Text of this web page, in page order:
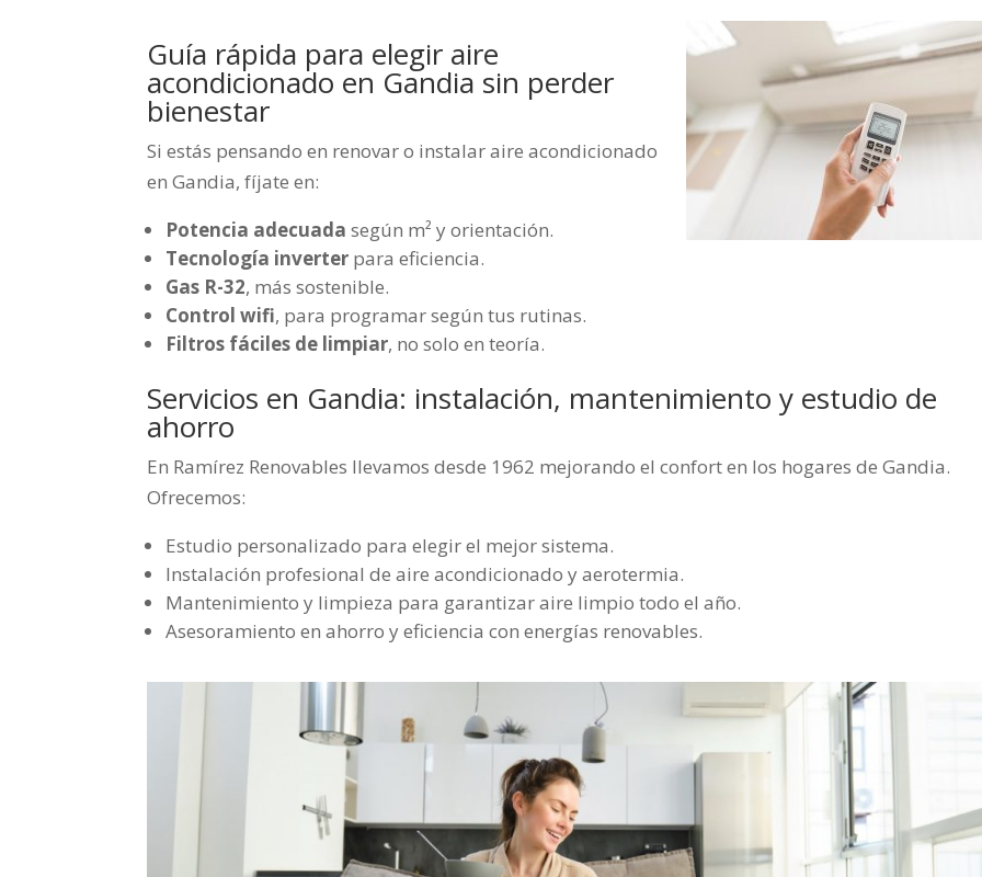
Guía rápida para elegir aire
acondicionado en Gandia sin perder
bienestar
Si estás pensando en renovar o instalar aire acondicionado
en Gandia, fíjate en:
Potencia adecuada según m² y orientación.
Tecnología inverter para eficiencia.
Gas R-32, más sostenible.
Control wifi, para programar según tus rutinas.
Filtros fáciles de limpiar, no solo en teoría.
Servicios en Gandia: instalación, mantenimiento y estudio de
ahorro
En Ramírez Renovables llevamos desde 1962 mejorando el confort en los hogares de Gandia.
Ofrecemos:
Estudio personalizado para elegir el mejor sistema.
Instalación profesional de aire acondicionado y aerotermia.
Mantenimiento y limpieza para garantizar aire limpio todo el año.
Asesoramiento en ahorro y eficiencia con energías renovables.